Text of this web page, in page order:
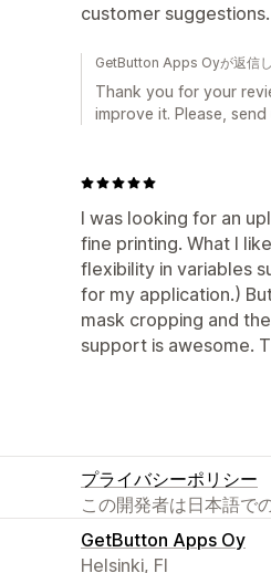
customer
GetButton Apps Oyが返信
Thank you for your
improve it. Please,
I was looking for an
fine printing. What I
flexibility in variables
for my application.)
mask cropping and
support is awesome.
プライバシーポリシー
この開発者は日本語で
GetButton Apps Oy
Helsinki, FI